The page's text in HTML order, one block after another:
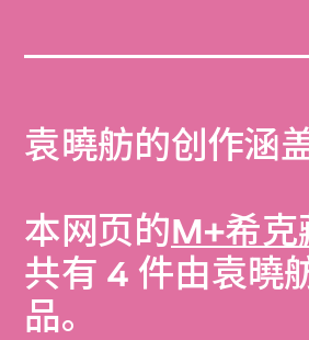
袁曉舫的创作涵
本网页的M+希克
共有 4 件由袁曉
品。